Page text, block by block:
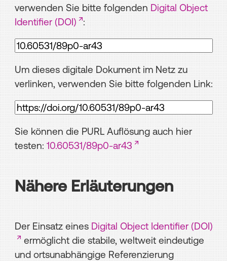
verwenden Sie bitte folgenden Digital Object
Identifier (DOI)
:
Um dieses digitale Dokument im Netz zu
verlinken, verwenden Sie bitte folgenden Link:
Sie können die PURL Auflösung auch hier
testen: 10.60531/89p0-ar43
Nähere Erläuterungen
Der Einsatz eines Digital Object Identifier (DOI)
ermöglicht die stabile, weltweit eindeutige
und ortsunabhängige Referenzierung